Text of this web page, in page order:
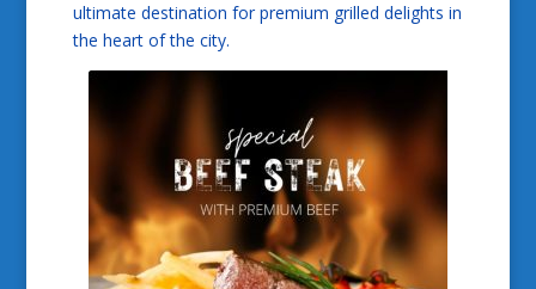
ultimate destination for premium grilled delights in
the heart of the city.